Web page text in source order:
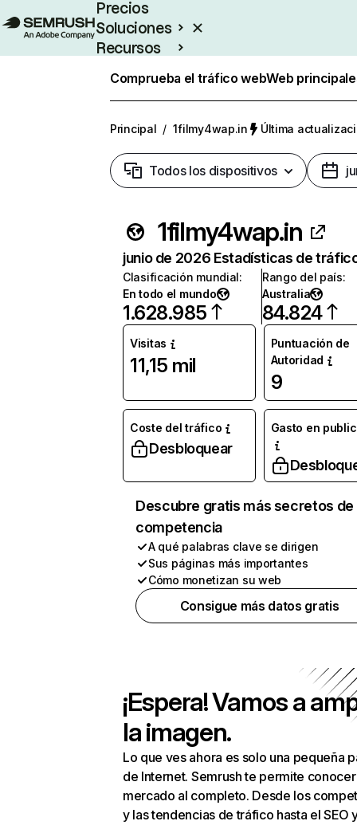
Precios
Soluciones
Recursos
Comprueba el tráfico webWeb
Principal / 1filmy4wap.in Última
Todos los dispositivos
1filmy4wap.in
junio de 2026 Estadísticas de
Clasificación mundial:
En todo el mundo
1.628.985
Rango del país:
Australia
84.824
Visitas
11,15 mil
Puntuación de
Autoridad
9
Coste del tráfico
Desbloquear
Gasto en
Descubre gratis más secretos de
competencia
A qué palabras clave se dirigen
Sus páginas más importantes
Cómo monetizan su web
Consigue más datos gratis
¡Espera! Vamos a
la imagen.
Lo que ves ahora es solo una pequeña
de Internet. Semrush te permite
mercado al completo. Desde los
y las tendencias de tráfico hasta el SEO